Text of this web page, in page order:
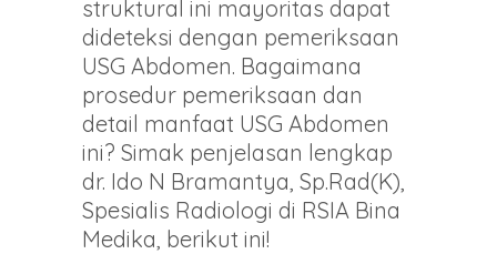
struktural ini mayoritas dapat
dideteksi dengan pemeriksaan
USG Abdomen. Bagaimana
prosedur pemeriksaan dan
detail manfaat USG Abdomen
ini? Simak penjelasan lengkap
dr. Ido N Bramantya, Sp.Rad(K),
Spesialis Radiologi di RSIA Bina
Medika, berikut ini!